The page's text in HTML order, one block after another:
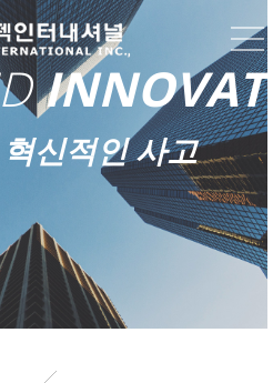
신적인 사고
은
뜻하는XYLOGRAPHY와
하는EXTRA IMPRESSION
서,
고의 기술개발 및 서비스를
의 기업이념을 담고 있습니다.
success.
니스